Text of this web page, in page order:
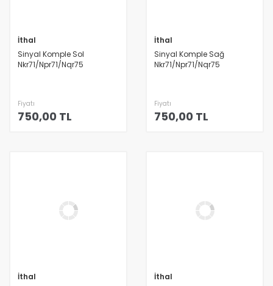
İthal
Sinyal Komple Sol
Nkr71/Npr71/Nqr75
Fiyatı
750,00 TL
İthal
Sinyal Komple Sağ
Nkr71/Npr71/Nqr75
Fiyatı
750,00 TL
İthal
İthal